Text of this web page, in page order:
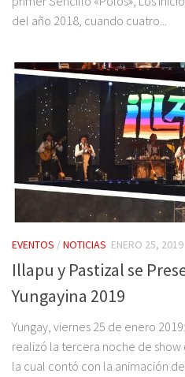
del año 2018, cuando cuatro...
EVENTOS /NOTICIAS ENERO 25, 2019
Illapu y Pastizal se
Yungayina 2019
Yungay, viernes 25 de enero
realizó la tercera noche de show
la cual contó con la animación